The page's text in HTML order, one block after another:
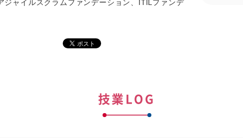
ャイルスクラムファンデーション、ITILファンデ
技業LOG